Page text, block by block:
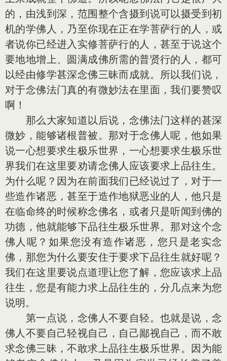
的，由浅到深，范围整个含摄到说可以摄受到初
机的学佛人，乃至你现在正在学菩萨行的人，或
者说你已经进入实修菩萨行的人，甚至于说这个
要地地增上、圆满成佛所需的普贤行的人，都可
以经由修学甚深念佛三昧而成就。所以我们说，
对于念佛法门真的有微妙法在里面，我们要赞叹
啊！
那么大家知道以后说，念佛法门这样的甚深
微妙，能够诸根普被。那对于念佛人呢，他如果
说一心想要求生极乐世界，一心想要求生极乐世
界我们在这里要劝请念佛人应该要求上品往生。
为什么呢？因为在前面我们已经说过了，对于一
些造作诸恶，甚至于造作地狱恶业的人，他只是
在临命终的时候称念佛名，或者只是听闻到佛的
功德，他就能够下品往生极乐世界。那对这个念
佛人呢？如果您没有造作诸恶，您只是老实念
佛，那您为什么要安住于要求下品往生就好呢？
我们在这里要说点道理让您了解，您应该求上品
往生，您是有能力求上品往生的，分几点来为您
说明。
第一点说，念佛人不要自轻。也就是说，念
佛人不要自己轻视自己，自己鄙视自己，而不敢
求念佛三昧，不敢求上品往生极乐世界。因为能